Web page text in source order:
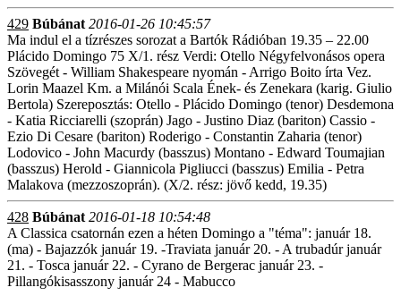
429 Búbánat 2016-01-26 10:45:57
Ma indul el a tízrészes sorozat a Bartók Rádióban 19.35 – 22.00
Plácido Domingo 75 X/1. rész Verdi: Otello Négyfelvonásos opera
Szövegét - William Shakespeare nyomán - Arrigo Boito írta Vez.
Lorin Maazel Km. a Milánói Scala Ének- és Zenekara (karig. Giulio
Bertola) Szereposztás: Otello - Plácido Domingo (tenor) Desdemona
- Katia Ricciarelli (szoprán) Jago - Justino Diaz (bariton) Cassio -
Ezio Di Cesare (bariton) Roderigo - Constantin Zaharia (tenor)
Lodovico - John Macurdy (basszus) Montano - Edward Toumajian
(basszus) Herold - Giannicola Pigliucci (basszus) Emilia - Petra
Malakova (mezzoszoprán). (X/2. rész: jövő kedd, 19.35)
428 Búbánat 2016-01-18 10:54:48
A Classica csatornán ezen a héten Domingo a "téma": január 18.
(ma) - Bajazzók január 19. -Traviata január 20. - A trubadúr január
21. - Tosca január 22. - Cyrano de Bergerac január 23. -
Pillangókisasszony január 24 - Mabucco